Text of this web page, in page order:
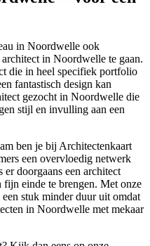
in Noordwelle ook
in Noordwelle te gaan.
die in heel specifiek portfolio
fantastisch design kan
gezocht in Noordwelle die
stijl en invulling aan een
ben je bij Architectenkaart
een overvloedig netwerk
doorgaans een architect
einde te brengen. Met onze
stuk minder duur uit omdat
in Noordwelle met mekaar